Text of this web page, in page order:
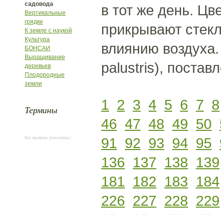
садовода
Вертикальные
грядки
К земле с наукой
Культура
БОНСАИ
Выращивание
деревьев
Плодородные
земли
Термины
На правах рекламы:
в тот же день.
прикрывают
влиянию
palustris),
1 2 3 4 5 6 7 8
46 47 48 49 50
91 92 93 94 95
136 137 138 139
181 182 183 184
226 227 228 229